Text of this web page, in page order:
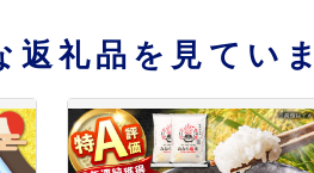
礼品を見てい